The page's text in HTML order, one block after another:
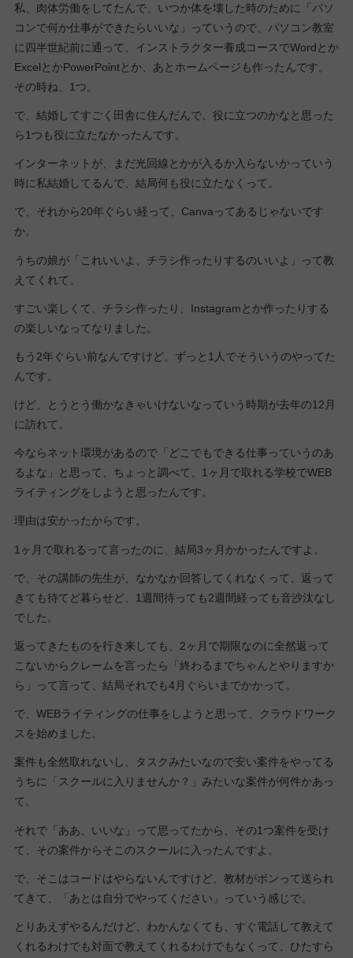
私、肉体労働をしてたんで、いつか体を壊した時のために「パソ
コンで何か仕事ができたらいいな」っていうので、パソコン教室
に四半世紀前に通って、インストラクター養成コースでWordとか
ExcelとかPowerPointとか、あとホームページも作ったんです。
その時ね、1つ。
で、結婚してすごく田舎に住んだんで、役に立つのかなと思った
ら1つも役に立たなかったんです。
インターネットが、まだ光回線とかが入るか入らないかっていう
時に私結婚してるんで、結局何も役に立たなくって。
で、それから20年ぐらい経って、Canvaってあるじゃないです
か。
うちの娘が「これいいよ、チラシ作ったりするのいいよ」って教
えてくれて。
すごい楽しくて、チラシ作ったり、Instagramとか作ったりする
の楽しいなってなりました。
もう2年ぐらい前なんですけど、ずっと1人でそういうのやってた
んです。
けど、とうとう働かなきゃいけないなっていう時期が去年の12月
に訪れて。
今ならネット環境があるので「どこでもできる仕事っていうのあ
るよな」と思って、ちょっと調べて、1ヶ月で取れる学校でWEB
ライティングをしようと思ったんです。
理由は安かったからです。
1ヶ月で取れるって言ったのに、結局3ヶ月かかったんですよ。
で、その講師の先生が、なかなか回答してくれなくって、返って
きても待てど暮らせど、1週間待っても2週間経っても音沙汰なし
でした。
返ってきたものを行き来しても、2ヶ月で期限なのに全然返って
こないからクレームを言ったら「終わるまでちゃんとやりますか
ら」って言って、結局それでも4月ぐらいまでかかって。
で、WEBライティングの仕事をしようと思って、クラウドワーク
スを始めました。
案件も全然取れないし、タスクみたいなので安い案件をやってる
うちに「スクールに入りませんか？」みたいな案件が何件かあっ
て。
それで「ああ、いいな」って思ってたから、その1つ案件を受け
て、その案件からそこのスクールに入ったんですよ。
で、そこはコードはやらないんですけど、教材がボンって送られ
てきて、「あとは自分でやってください」っていう感じで。
とりあえずやるんだけど、わかんなくても、すぐ電話して教えて
くれるわけでも対面で教えてくれるわけでもなくって、ひたすら